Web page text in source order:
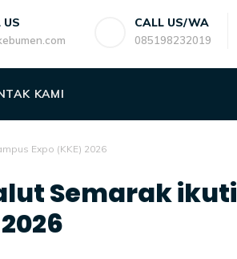
US CALL US/WA
085198232019
KAMI
Expo (KKE) 2026
Semarak ikuti